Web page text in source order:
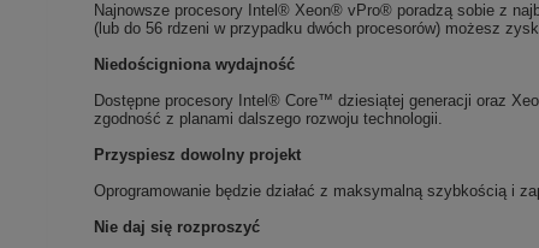
Najnowsze procesory Intel® Xeon® vPro® poradzą sobie z
(lub do 56 rdzeni w przypadku dwóch procesorów) możesz
Niedościgniona wydajność
Dostępne procesory Intel® Core™ dziesiątej generacji oraz
zgodność z planami dalszego rozwoju technologii.
Przyspiesz dowolny projekt
Oprogramowanie będzie działać z maksymalną szybkością i
Nie daj się rozproszyć